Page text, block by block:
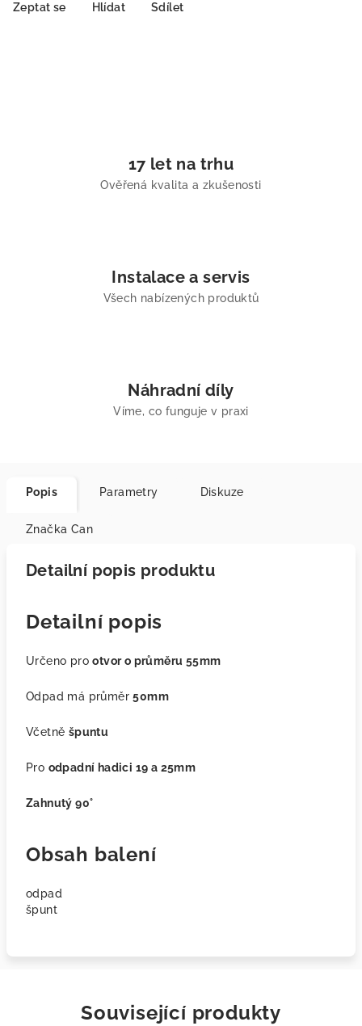
Zeptat se Hlídat Sdílet
17 let na trhu
Ověřená kvalita a zkušenosti
Instalace a servis
Všech nabízených produktů
Náhradní díly
Víme, co funguje v praxi
Popis Parametry Diskuze
Značka Can
Detailní popis produktu
Detailní popis
Určeno prootvor o průměru 55mm
Odpad má průměr50mm
Včetně špuntu
Pro odpadní hadici 19 a 25mm
Zahnutý 90°
Obsah balení
odpad
špunt
Související produkty